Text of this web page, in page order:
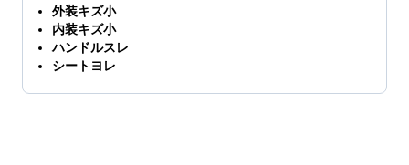
外装キズ小
内装キズ小
ハンドルスレ
シートヨレ